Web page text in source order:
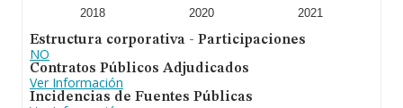
2018 2020 2021
Estructura corporativa - Participaciones
NO
Contratos Públicos Adjudicados
Ver Información
Incidencias de Fuentes Públicas